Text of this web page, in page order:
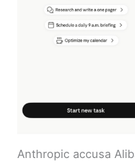
Anthropic accusa